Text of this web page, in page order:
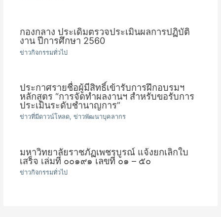
กองกลาง ประเดิมตรวจประเมินผลการปฏิบัติ
งาน ปีการศึกษา 2560
ข่าวกิจกรรมทั่วไป
ประกาศรายชื่อผู้มีสิทธิ์เข้ารับการฝึกอบรมฯ
หลักสูตร “การจัดทำผลงานฯ สำหรับขอรับการ
ประเมินระดับชำนาญการ”
ข่าวที่มีดาวน์โหลด,ข่าวพัฒนาบุคลากร
มหาวิทยาลัยราชภัฏเพชรบูรณ์ แจ้งยกเลิกใบ
เสร็จ เล่มที่ ๐๐๑๙๑ เลขที่ ๐๑ – ๕๐
ข่าวกิจกรรมทั่วไป